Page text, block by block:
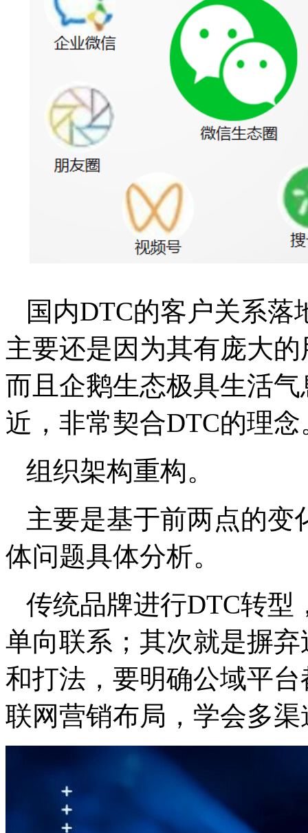
国内DTC的客户关系落
主要还是因为其有庞大
而且企鹅生态极具生活
近，非常契合DTC的理念
组织架构重构。
主要是基于前两点的变
体问题具体分析。
传统品牌进行DTC转型
单向联系；其次就是摒
和打法，要明确公域平
联网营销布局，学会多